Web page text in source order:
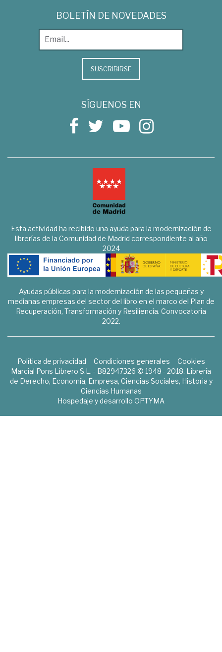
BOLETÍN DE NOVEDADES
SUSCRIBIRSE
SÍGUENOS EN
Esta actividad ha recibido una ayuda para la modernización de
librerías de la Comunidad de Madrid correspondiente al año
2024
Ayudas públicas para la modernización de las pequeñas y
medianas empresas del sector del libro en el marco del Plan de
Recuperación, Transformación y Resiliencia. Convocatoria
2022.
Política de privacidad Condiciones generales
Cookies
Marcial Pons Librero S.L. - B82947326 © 1948 - 2018. Librería
de Derecho, Economía, Empresa, Ciencias Sociales, Historia y
Ciencias Humanas
Hospedaje y desarrollo OPTYMA